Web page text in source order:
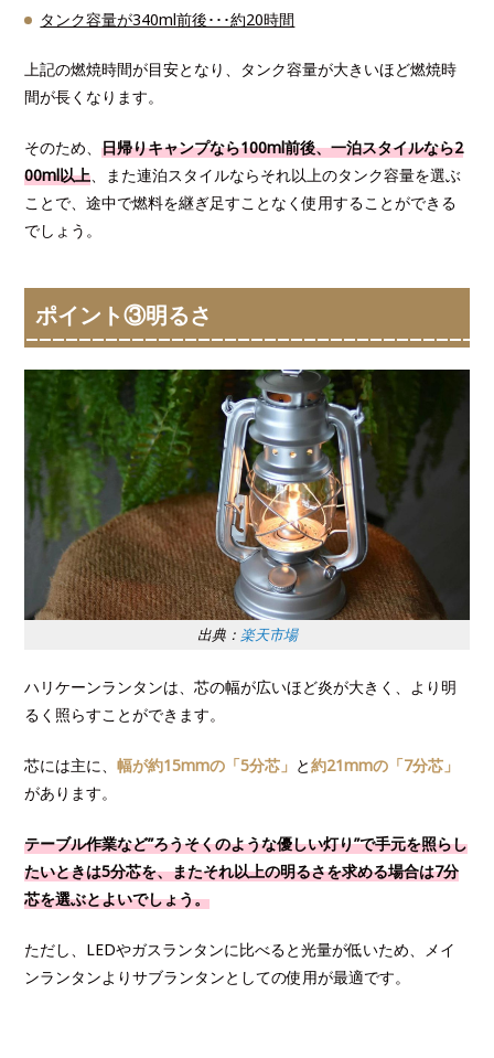
タンク容量が340ml前後･･･約20時間
上記の燃焼時間が目安となり、タンク容量が大きいほど燃焼時
間が長くなります。
そのため、日帰りキャンプなら100ml前後、一泊スタイルなら2
00ml以上、また連泊スタイルならそれ以上のタンク容量を選ぶ
ことで、途中で燃料を継ぎ足すことなく使用することができる
でしょう。
ポイント③明るさ
出典： 楽天市場
ハリケーンランタンは、芯の幅が広いほど炎が大きく、より明
るく照らすことができます。
芯には主に、幅が約15mmの「5分芯」 と約21mmの「7分芯」
があります。
テーブル作業など”ろうそくのような優しい灯り”で手元を照らし
たいときは5分芯を、またそれ以上の明るさを求める場合は7分
芯を選ぶとよいでしょう。
ただし、LEDやガスランタンに比べると光量が低いため、メイ
ンランタンよりサブランタンとしての使用が最適です。